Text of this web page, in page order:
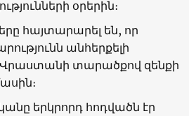
օրերին։
հայտարարել են, որ
անհերքելի
Վրաստանի տարածքով զենքի
երկրորդ հոդվածն էր